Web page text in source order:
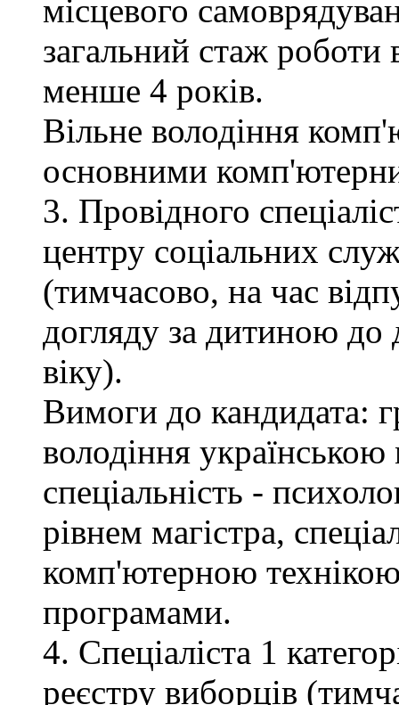
місцевого
загальний стаж
менше 4 років.
Вільне володіння
основними
3. Провідного
центру соціальних
(тимчасово, на час
догляду за дитиною до
віку).
Вимоги до кандидата:
володіння
спеціальність -
рівнем магістра,
комп'ютерною
програмами.
4. Спеціаліста 1
реєстру виборців